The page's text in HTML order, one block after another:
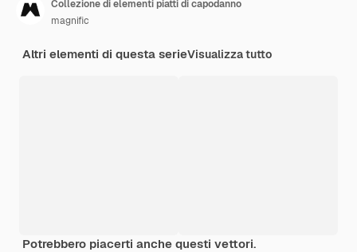
Collezione di elementi piatti di capodanno
magnific
Altri elementi di questa serieVisualizza tutto
Potrebbero piacerti anche questi vettori.